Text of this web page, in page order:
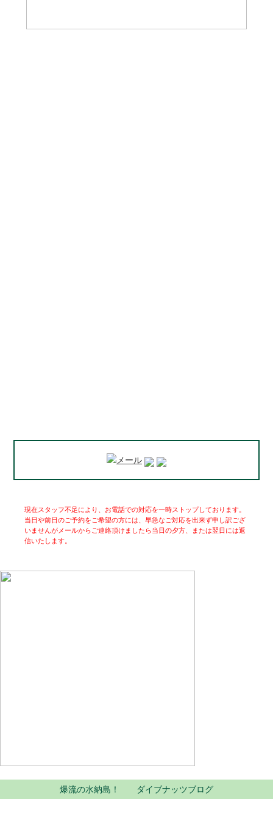
現在スタッフ不足により、お電話での対応を一時ストップしております。
当日や前日のご予約をご希望の方には、早急なご対応を出来ず申し訳ござ
いませんがメールからご連絡頂けましたら当日の夕方、または翌日には返
信いたします。
爆流の水納島！ ダイブナッツブログ